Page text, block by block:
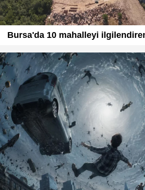
Bursa'da 10 mahalleyi